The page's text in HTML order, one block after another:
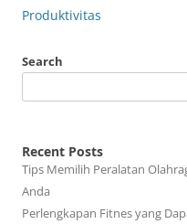
Produktivitas
Search
Recent Posts
Tips Memilih Peralatan
Anda
Perlengkapan Fitnes yang